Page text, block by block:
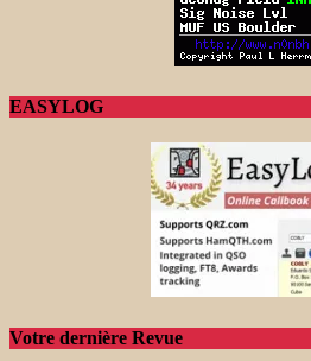
EASYLOG
Votre dernière Revue